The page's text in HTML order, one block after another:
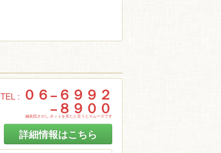
TEL : ０６−６９９２
−８９００
鍼灸院さがし.ネットを見たと言うとスムーズです
詳細情報はこちら